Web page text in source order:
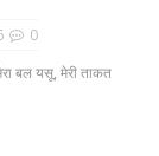
0
बल यसू, मेरी ताकत